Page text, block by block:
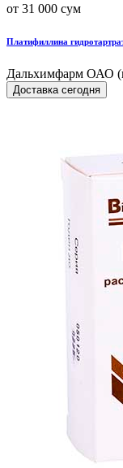
от 31 000 сум
Платифиллина
Дальхимфарм ОАО
Доставка сегодня